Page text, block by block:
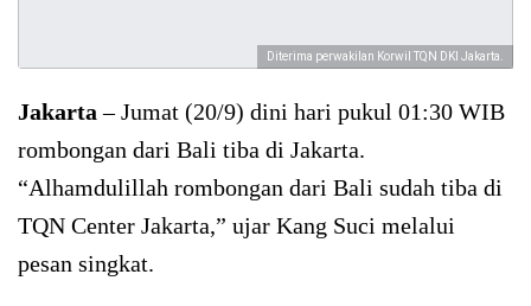
Diterima perwakilan Korwil TQN DKI Jakarta.
Jakarta– Jumat (20/9) dini hari pukul 01:30 WIB
rombongan dari Bali tiba di Jakarta.
“Alhamdulillah rombongan dari Bali sudah tiba di
TQN Center Jakarta,” ujar Kang Suci melalui
pesan singkat.